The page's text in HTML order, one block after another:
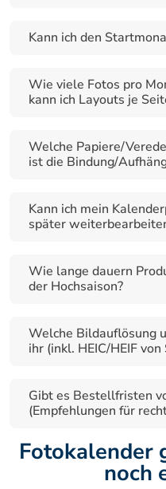
Kann ich den
Wie viele Fotos pro
kann ich Layouts je
Welche Papiere/
ist die Bindung/
Kann ich mein
später
Wie lange dauern
der Hochsaison?
Welche Bildauflösung
ihr (inkl. HEIC/HEIF
Gibt es Bestellfristen
(Empfehlungen für
Fotokalender
noch